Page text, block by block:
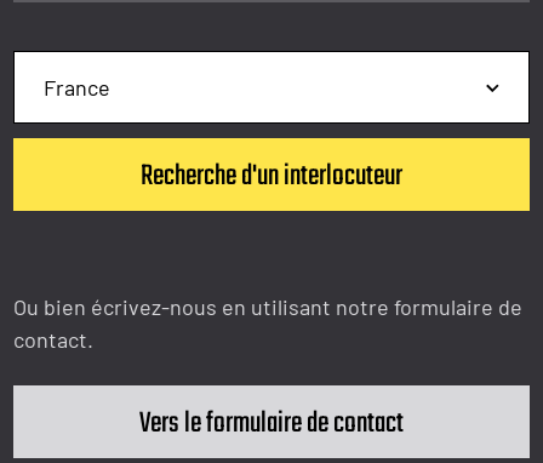
Ou bien écrivez-nous en utilisant notre formulaire de
contact.
Vers le formulaire de contact